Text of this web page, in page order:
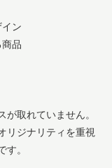
ン
品
取れていません。
リジナリティを重視
す。